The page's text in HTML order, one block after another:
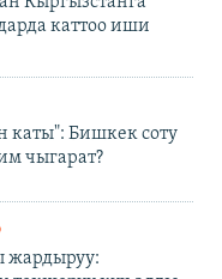
каттоо иши
каты": Бишкек соту
чыгарат?
жардыруу: